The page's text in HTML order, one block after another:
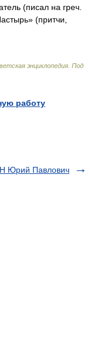
(писал на греч.
(притчи,
энциклопедия Под
работу
Юрий Павлович